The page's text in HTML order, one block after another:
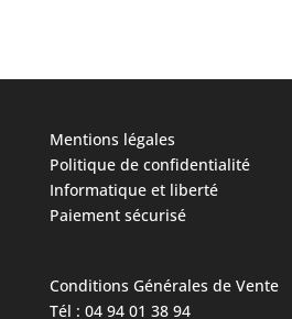
Mentions légales
Politique de confidentialité
Informatique et liberté
Paiement sécurisé
Conditions Générales de Vente
Tél : 04 94 01 38 94